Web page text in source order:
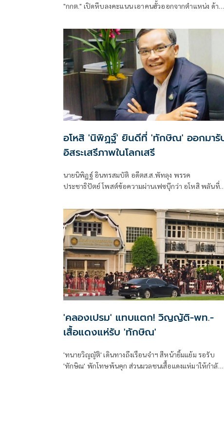
"กกต." เปิดหีบลงคะแนน เอาคนฮั้วออกจากตำแหน่ง ด้าน
สว. ร่วมกระบวนการฮั้ว สว. พบสัญญาให้เงิน แต่ได้รับไม่
ครบจำนวน-มีนักการเมืองหักหัวคิว
อโหสิ 'นิพิฏฐ์' ยินดีที่ 'ทักษิณ' ออกมารับ
อิสระเสรีภาพในโลกเสรี
นายนิพิฏฐ์ อินทรสมบัติ อดีตส.ส.พัทลุง พรรค
ประชาธิปัตย์ โพสต์ข้อความผ่านเฟซบุ๊กว่า อโหสิ พลันที่
พิเศษคลองเปรม
'คลองเปรม' แทบแตก! วิญญัติ-พท.-
เสื้อแดงแห่รับ 'ทักษิณ'
'ทนายวิญญัติ' เดินทางถึงเรือนจำฯ สีหน้ายิ้มแย้ม รอรับ
'ทักษิณ' พักโทษพ้นคุก ส่วนมวลชนเสื้อแดงแห่มาให้กำลัง